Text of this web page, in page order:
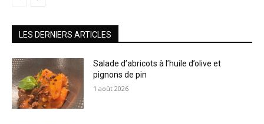
LES DERNIERS ARTICLES
Salade d’abricots à l’huile d’olive et
pignons de pin
1 août 2026